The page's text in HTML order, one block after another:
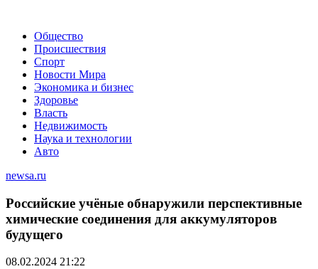
Общество
Происшествия
Спорт
Новости Мира
Экономика и бизнес
Здоровье
Власть
Недвижимость
Наука и технологии
Авто
newsa.ru
Российские учёные обнаружили перспективные
химические соединения для аккумуляторов
будущего
08.02.2024 21:22